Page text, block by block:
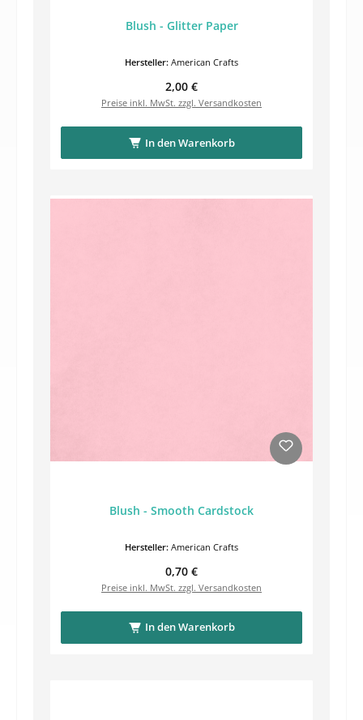
Blush - Glitter Paper
Hersteller: American Crafts
Regulärer Preis:
2,00 €
Preise inkl. MwSt. zzgl. Versandkosten
In den Warenkorb
Blush - Smooth Cardstock
Hersteller: American Crafts
Regulärer Preis:
0,70 €
Preise inkl. MwSt. zzgl. Versandkosten
In den Warenkorb